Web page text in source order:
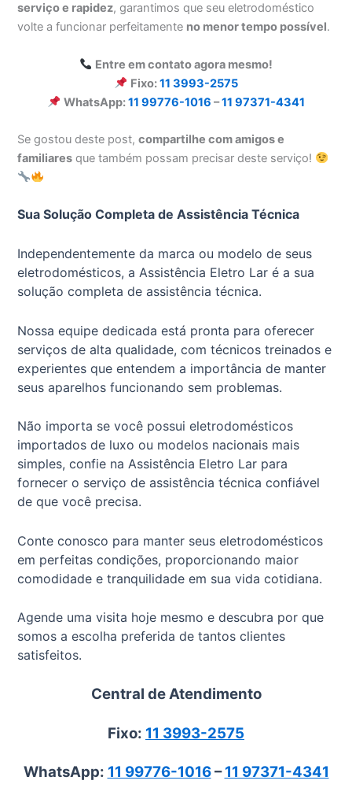
serviço e rapidez, garantimos que seu eletrodoméstico
volte a funcionar perfeitamente no menor tempo possível.
Entre em contato agora mesmo!
Fixo:11 3993-2575
WhatsApp:11 99776-1016 –11 97371-4341
Se gostou deste post,compartilhe com amigos e
familiares que também possam precisar deste serviço!
Sua Solução Completa de Assistência Técnica
Independentemente da marca ou modelo de seus
eletrodomésticos, a Assistência Eletro Lar é a sua
solução completa de assistência técnica.
Nossa equipe dedicada está pronta para oferecer
serviços de alta qualidade, com técnicos treinados e
experientes que entendem a importância de manter
seus aparelhos funcionando sem problemas.
Não importa se você possui eletrodomésticos
importados de luxo ou modelos nacionais mais
simples, confie na Assistência Eletro Lar para
fornecer o serviço de assistência técnica confiável
de que você precisa.
Conte conosco para manter seus eletrodomésticos
em perfeitas condições, proporcionando maior
comodidade e tranquilidade em sua vida cotidiana.
Agende uma visita hoje mesmo e descubra por que
somos a escolha preferida de tantos clientes
satisfeitos.
Central de Atendimento
Fixo: 11 3993-2575
WhatsApp: 11 99776-1016–11 97371-4341